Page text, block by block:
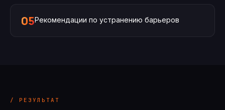
05Рекомендации по устранению барьеров
/ РЕЗУЛЬТАТ